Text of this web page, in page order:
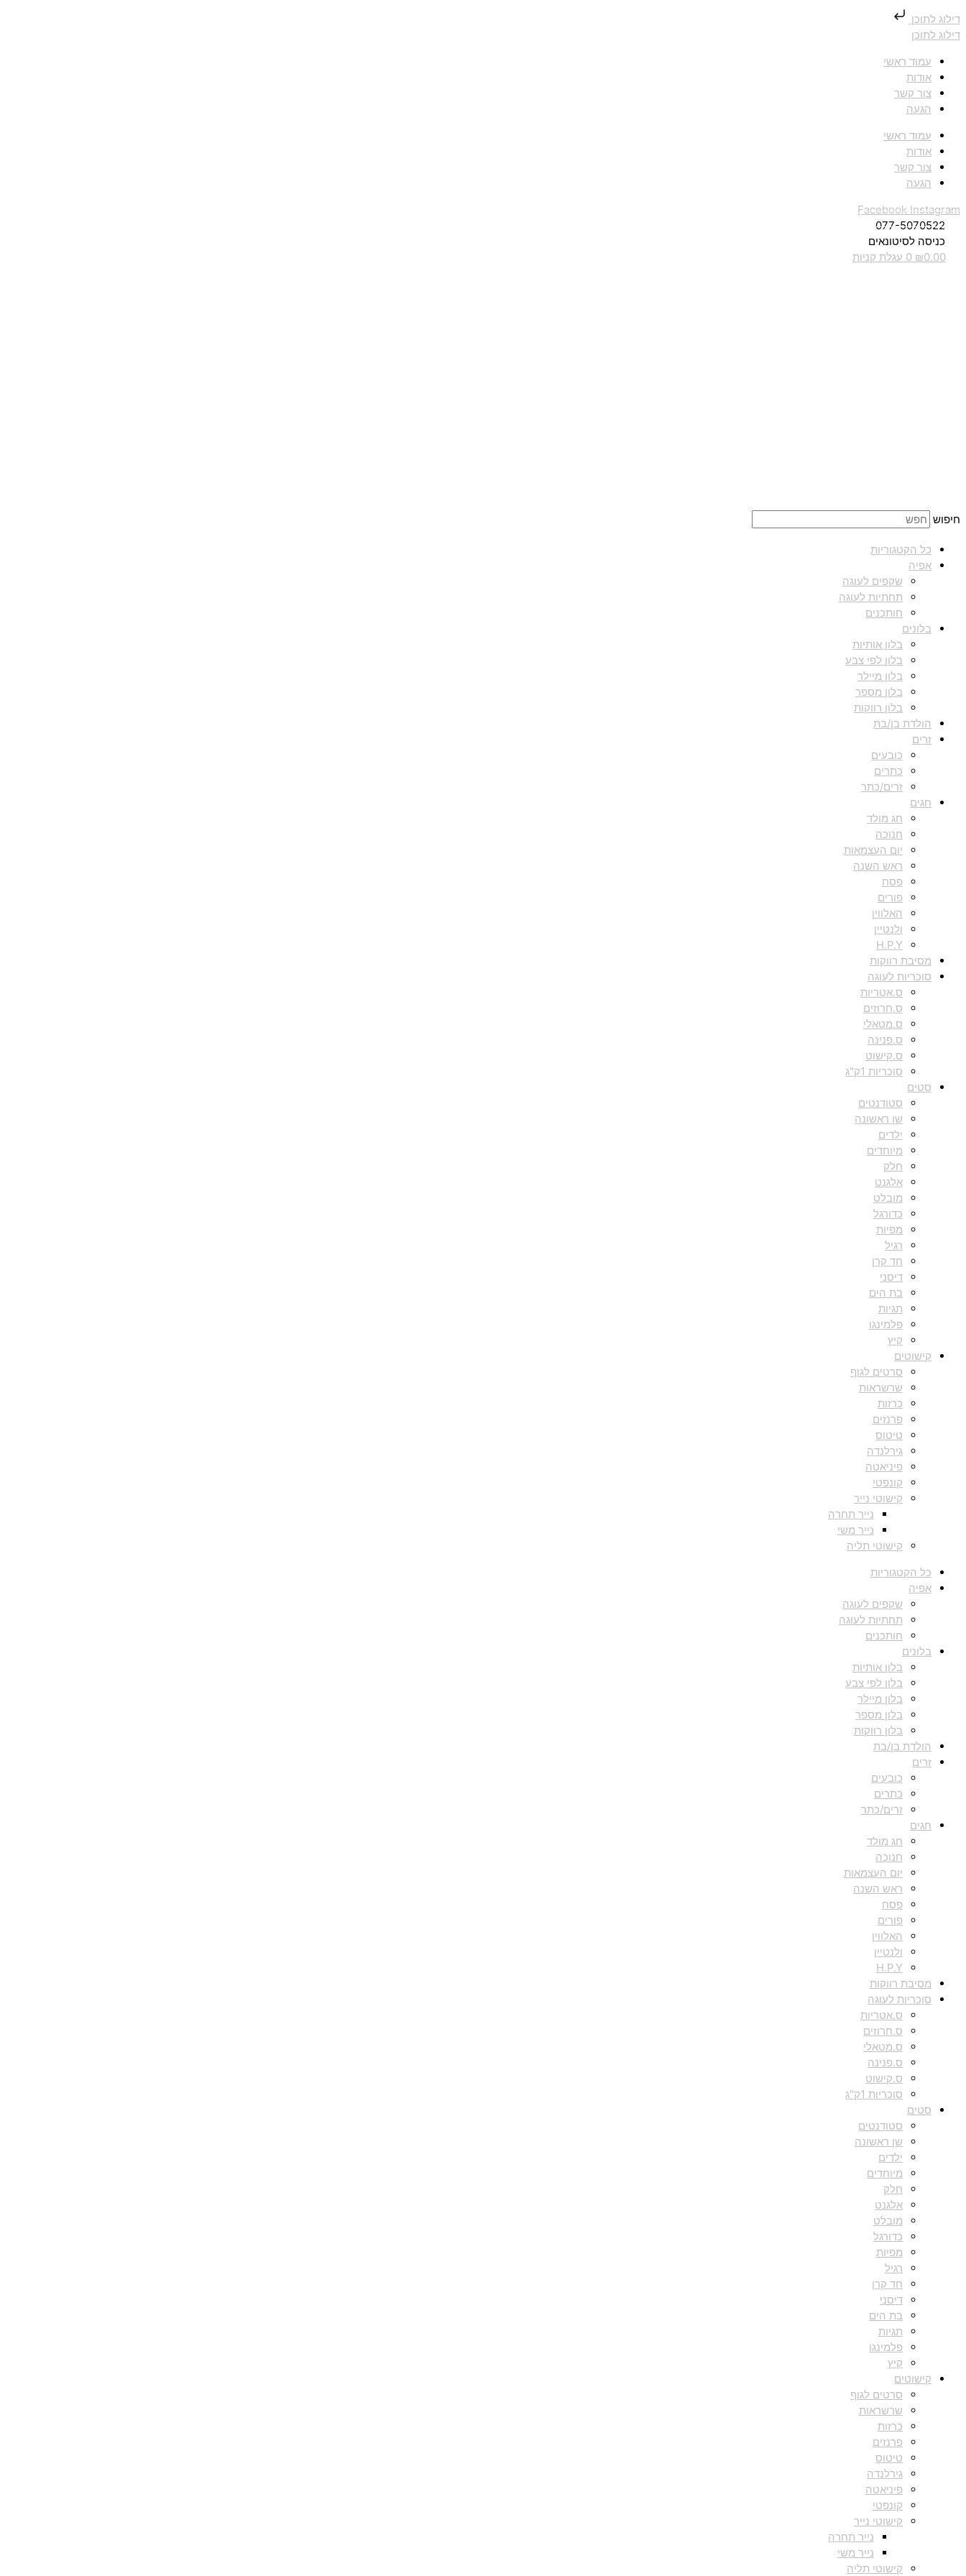
דילוג לתוכן
דילוג לתוכן
עמוד ראשי
אודות
צור קשר
הגעה
עמוד ראשי
אודות
צור קשר
הגעה
Facebook Instagram
077-5070522
כניסה לסיטונאים
₪0.00
0 עגלת קניות
חיפוש
כל הקטגוריות
אפיה
שקפים לעוגה
תחתיות לעוגה
חותכנים
בלונים
בלון אותיות
בלון לפי צבע
בלון מיילר
בלון מספר
בלון רווקות
הולדת בן/בת
זרים
כובעים
כתרים
זרים/כתר
חגים
חג מולד
חנוכה
יום העצמאות
ראש השנה
פסח
פורים
האלווין
ולנטיין
H.P.Y
מסיבת רווקות
סוכריות לעוגה
ס.אטריות
ס.חרוזים
ס.מטאלי
ס.פנינה
ס.קישוט
סוכריות 1ק"ג
סטים
סטודנטים
שן ראשונה
ילדים
מיוחדים
חלק
אלגנט
מובלט
כדורגל
מפיות
רגיל
חד קרן
דיסני
בת הים
תגיות
פלמינגו
קיץ
קישוטים
סרטים לגוף
שרשראות
כרזות
פרנזים
טיטוס
גירלנדה
פיניאטה
קונפטי
קישוטי נייר
נייר תחרה
נייר משי
קישוטי תליה
כל הקטגוריות
אפיה
שקפים לעוגה
תחתיות לעוגה
חותכנים
בלונים
בלון אותיות
בלון לפי צבע
בלון מיילר
בלון מספר
בלון רווקות
הולדת בן/בת
זרים
כובעים
כתרים
זרים/כתר
חגים
חג מולד
חנוכה
יום העצמאות
ראש השנה
פסח
פורים
האלווין
ולנטיין
H.P.Y
מסיבת רווקות
סוכריות לעוגה
ס.אטריות
ס.חרוזים
ס.מטאלי
ס.פנינה
ס.קישוט
סוכריות 1ק"ג
סטים
סטודנטים
שן ראשונה
ילדים
מיוחדים
חלק
אלגנט
מובלט
כדורגל
מפיות
רגיל
חד קרן
דיסני
בת הים
תגיות
פלמינגו
קיץ
קישוטים
סרטים לגוף
שרשראות
כרזות
פרנזים
טיטוס
גירלנדה
פיניאטה
קונפטי
קישוטי נייר
נייר תחרה
נייר משי
קישוטי תליה